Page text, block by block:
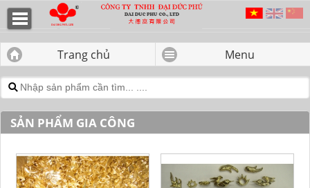
SẢN PHẨM GIA CÔNG - CÔNG TY
TNHH ĐẠI ĐỨC PHÚ
Trang chủ Menu
SẢN PHẨM GIA CÔNG